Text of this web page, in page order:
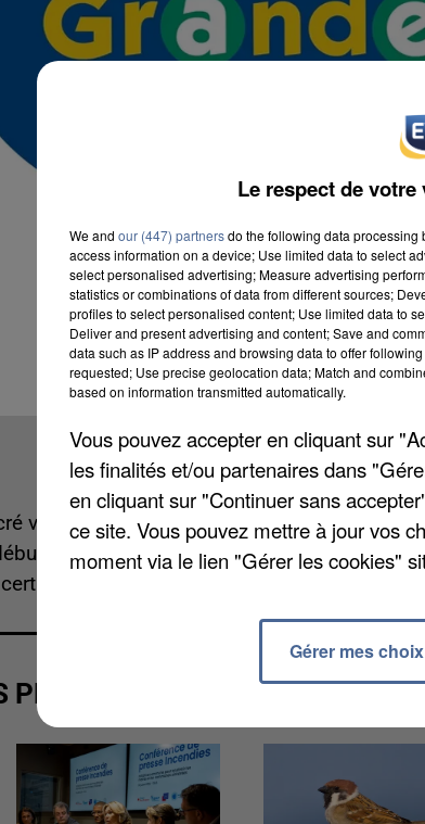
va disparaître à Amiens. C'est le dernier
janvier et elle n'a surpris personne,
plane. C'est une salle de fitness qui
VUS
Le respect de
We and our (447) partnersdo the following data processing
access information on a device; Use limited data to select
select personalised advertising; Measure advertising
statistics or combinations of data from different sources;
profiles to select personalised content; Use limited data to
Deliver and present advertising and content; Save and
data such as IP address and browsing data to offer
requested; Use precise geolocation data; Match and
based on information transmitted automatically.
Vous pouvez accepter en cliquant sur
les finalités et/ou partenaires dans
en cliquant sur "Continuer sans
ce site. Vous pouvez mettre à jour vos
moment via le lien "Gérer les cookies"
Gérer mes choix